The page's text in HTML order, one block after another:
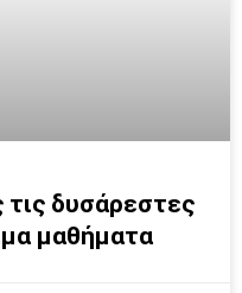
δυσάρεστες
μαθήματα